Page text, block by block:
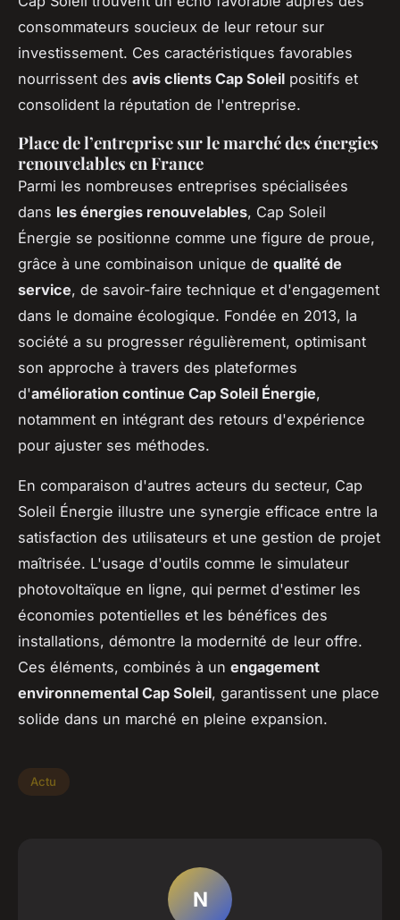
consommateurs soucieux de leur retour sur
investissement. Ces caractéristiques favorables
nourrissent des avis clients Cap Soleil positifs et
consolident la réputation de l'entreprise.
Place de l’entreprise sur le marché des énergies
renouvelables en France
Parmi les nombreuses entreprises spécialisées
dans les énergies renouvelables, Cap Soleil
Énergie se positionne comme une figure de proue,
grâce à une combinaison unique de qualité de
service, de savoir-faire technique et d'engagement
dans le domaine écologique. Fondée en 2013, la
société a su progresser régulièrement, optimisant
son approche à travers des plateformes
d'amélioration continue Cap Soleil Énergie,
notamment en intégrant des retours d'expérience
pour ajuster ses méthodes.
En comparaison d'autres acteurs du secteur, Cap
Soleil Énergie illustre une synergie efficace entre la
satisfaction des utilisateurs et une gestion de projet
maîtrisée. L'usage d'outils comme le simulateur
photovoltaïque en ligne, qui permet d'estimer les
économies potentielles et les bénéfices des
installations, démontre la modernité de leur offre.
Ces éléments, combinés à un engagement
environnemental Cap Soleil, garantissent une place
solide dans un marché en pleine expansion.
Actu
N